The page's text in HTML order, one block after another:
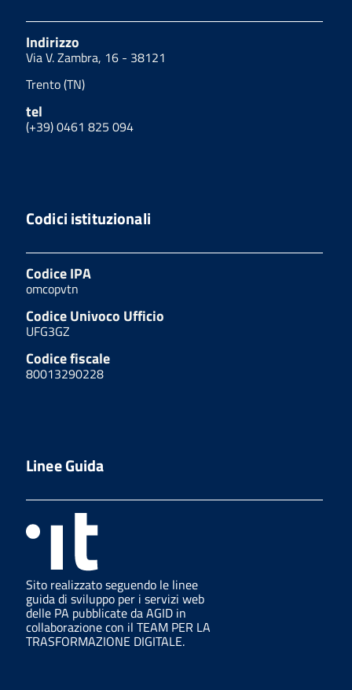
Indirizzo
Via V. Zambra, 16 - 38121
Trento (TN)
tel
(+39) 0461 825 094
Codici istituzionali
Codice IPA
omcopvtn
Codice Univoco Ufficio
UFG3GZ
Codice fiscale
80013290228
Linee Guida
Sito realizzato seguendo le linee
guida di sviluppo per i servizi web
delle PA pubblicate da AGID in
collaborazione con il TEAM PER LA
TRASFORMAZIONE DIGITALE.